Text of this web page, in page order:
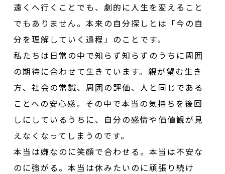
遠くへ行くことでも、劇的に人生を変えること
でもありません。本来の自分探しとは「今の自
分を理解していく過程」のことです。
私たちは日常の中で知らず知らずのうちに周囲
の期待に合わせて生きています。親が望む生き
方、社会の常識、周囲の評価、人と同じである
ことへの安心感。その中で本当の気持ちを後回
しにしているうちに、自分の感情や価値観が見
えなくなってしまうのです。
本当は嫌なのに笑顔で合わせる。本当は不安な
のに強がる。本当は休みたいのに頑張り続け